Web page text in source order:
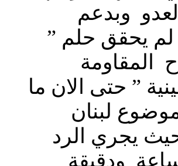
وبدعم
لم يحقق حلم ”
المقاومة
” حتى الان ما
لبنان
يجري الرد
ودقيقة